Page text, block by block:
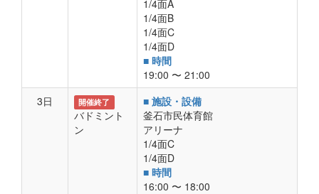
1/4面A
1/4面B
1/4面C
1/4面D
■ 時間
19:00 〜 21:00
3日
開催終了
バドミント
ン
■ 施設・設備
釜石市民体育館
アリーナ
1/4面C
1/4面D
■ 時間
16:00 〜 18:00